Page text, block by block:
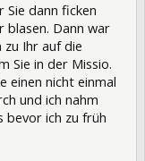
Sie dann ficken
blasen. Dann war
Ihr auf die
Sie in der Missio.
einen nicht einmal
und ich nahm
bevor ich zu früh